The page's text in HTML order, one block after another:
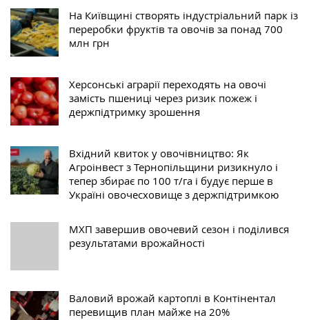
На Київщині створять індустріальний парк із
переробки фруктів та овочів за понад 700
млн грн
Херсонські аграрії переходять на овочі
замість пшениці через ризик пожеж і
держпідтримку зрошення
Вхідний квиток у овочівництво: Як
Агроінвест з Тернопільщини ризикнуло і
тепер збирає по 100 т/га і будує перше в
Україні овочесховище з держпідтримкою
МХП завершив овочевий сезон і поділився
результатами врожайності
Валовий врожай картоплі в Контінентал
перевищив план майже на 20%